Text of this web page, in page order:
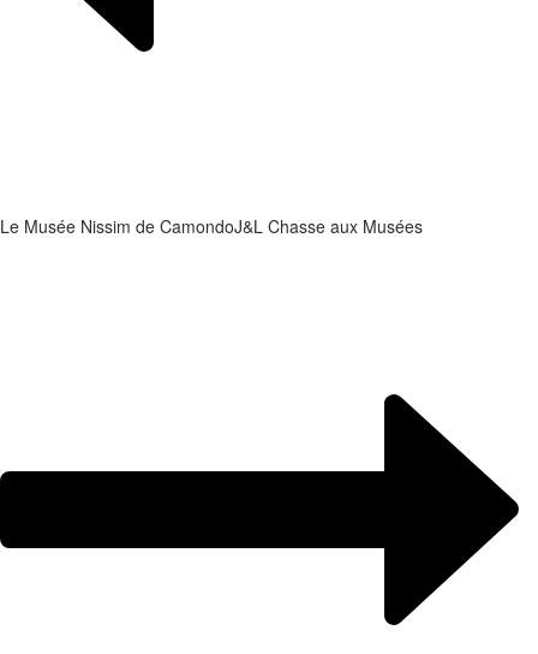
Le Musée Nissim de CamondoJ&L Chasse aux Musées